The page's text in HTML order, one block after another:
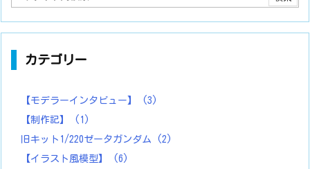
カテゴリー
【モデラーインタビュー】
(3)
【制作記】
(1)
旧キット1/220ゼータガンダム
(2)
【イラスト風模型】
(6)